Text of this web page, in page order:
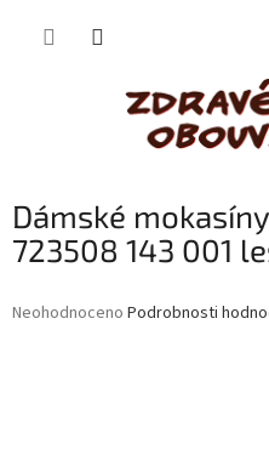
Dámské
723508 143 001
Průměrné
Neohodnoceno Podrobnosti